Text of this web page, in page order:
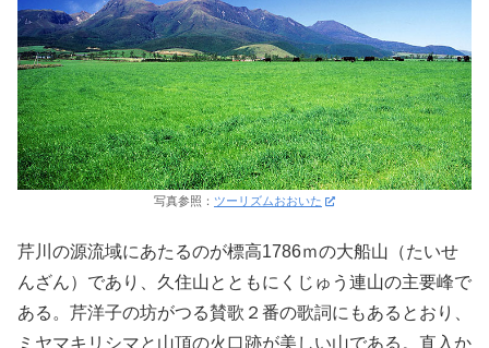
写真参照： ツーリズムおおいた
芹川の源流域にあたるのが標高1786ｍの大船山（たいせ
んざん）であり、久住山とともにくじゅう連山の主要峰で
ある。芹洋子の坊がつる賛歌２番の歌詞にもあるとおり、
ミヤマキリシマと山頂の火口跡が美しい山である。直入か